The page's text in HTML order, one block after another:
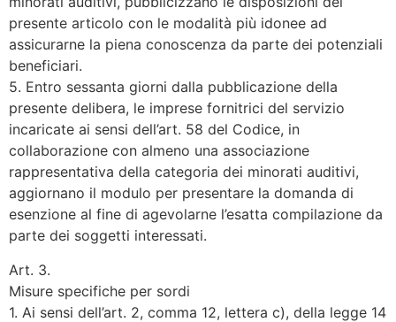
presente articolo con le modalità più idonee ad
assicurarne la piena conoscenza da parte dei potenziali
beneficiari.
5. Entro sessanta giorni dalla pubblicazione della
presente delibera, le imprese fornitrici del servizio
incaricate ai sensi dell’art. 58 del Codice, in
collaborazione con almeno una associazione
rappresentativa della categoria dei minorati auditivi,
aggiornano il modulo per presentare la domanda di
esenzione al fine di agevolarne l’esatta compilazione da
parte dei soggetti interessati.
Art. 3.
Misure specifiche per sordi
1. Ai sensi dell’art. 2, comma 12, lettera c), della legge 14